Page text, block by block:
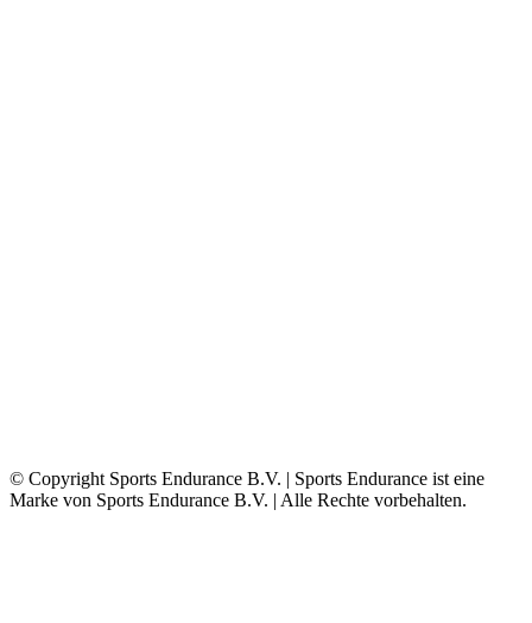
© Copyright Sports Endurance B.V. | Sports Endurance ist eine
Marke von Sports Endurance B.V. | Alle Rechte vorbehalten.